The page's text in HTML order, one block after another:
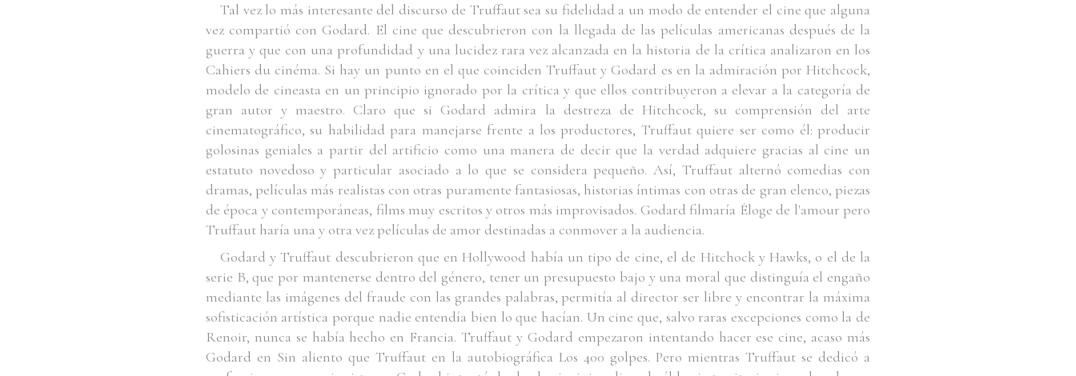
Tal vez lo más interesante del discurso de Truffaut sea su fidelidad a un modo de entender el cine que alguna
vez compartió con Godard. El cine que descubrieron con la llegada de las películas americanas después de la
guerra y que con una profundidad y una lucidez rara vez alcanzada en la historia de la crítica analizaron en los
Cahiers du cinéma. Si hay un punto en el que coinciden Truffaut y Godard es en la admiración por Hitchcock,
modelo de cineasta en un principio ignorado por la crítica y que ellos contribuyeron a elevar a la categoría de
gran autor y maestro. Claro que si Godard admira la destreza de Hitchcock, su comprensión del arte
cinematográfico, su habilidad para manejarse frente a los productores, Truffaut quiere ser como él: producir
golosinas geniales a partir del artificio como una manera de decir que la verdad adquiere gracias al cine un
estatuto novedoso y particular asociado a lo que se considera pequeño. Así, Truffaut alternó comedias con
dramas, películas más realistas con otras puramente fantasiosas, historias íntimas con otras de gran elenco, piezas
de época y contemporáneas, films muy escritos y otros más improvisados. Godard filmaría Éloge de l'amour pero
Truffaut haría una y otra vez películas de amor destinadas a conmover a la audiencia.
Godard y Truffaut descubrieron que en Hollywood había un tipo de cine, el de Hitchock y Hawks, o el de la
serie B, que por mantenerse dentro del género, tener un presupuesto bajo y una moral que distinguía el engaño
mediante las imágenes del fraude con las grandes palabras, permitía al director ser libre y encontrar la máxima
sofisticación artística porque nadie entendía bien lo que hacían. Un cine que, salvo raras excepciones como la de
Renoir, nunca se había hecho en Francia. Truffaut y Godard empezaron intentando hacer ese cine, acaso más
Godard en Sin aliento que Truffaut en la autobiográfica Los 400 golpes. Pero mientras Truffaut se dedicó a